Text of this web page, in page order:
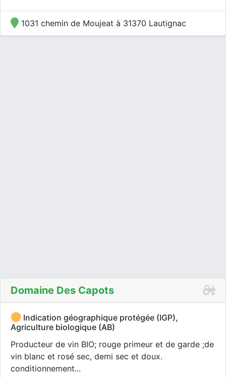
1031 chemin de Moujeat à 31370 Lautignac
Domaine Des Capots
Indication géographique protégée (IGP),
Agriculture biologique (AB)
Producteur de vin BIO; rouge primeur et de garde ;de
vin blanc et rosé sec, demi sec et doux.
conditionnement...